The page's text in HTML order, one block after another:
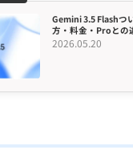
Gemini 3.5 Flashつ
方・料金・Proとの
2026.05.20